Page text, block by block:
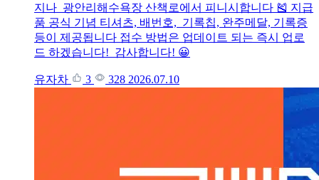
지나 광안리해수욕장 산책로에서 피니시합니다 🎽 지급
품 공식 기념 티셔츠, 배번호, 기록칩, 완주메달, 기록증
등이 제공됩니다 접수 방법은 업데이트 되는 즉시 업로
드 하겠습니다! 감사합니다! 😀
유자차 3 328 2026.07.10